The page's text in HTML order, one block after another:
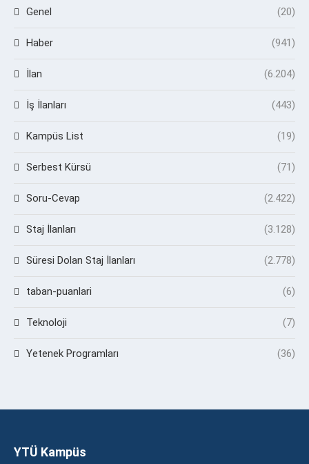
Genel (20)
Haber (941)
İlan (6.204)
İş İlanları (443)
Kampüs List (19)
Serbest Kürsü (71)
Soru-Cevap (2.422)
Staj İlanları (3.128)
Süresi Dolan Staj İlanları (2.778)
taban-puanlari (6)
Teknoloji (7)
Yetenek Programları (36)
YTÜ Kampüs